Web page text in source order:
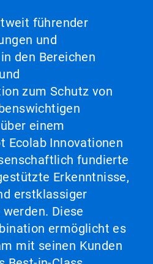
führender
und
den Bereichen
zum Schutz von
einem
Ecolab Innovationen
fundierte
Erkenntnisse,
erstklassiger
Diese
ermöglicht es
mit seinen Kunden